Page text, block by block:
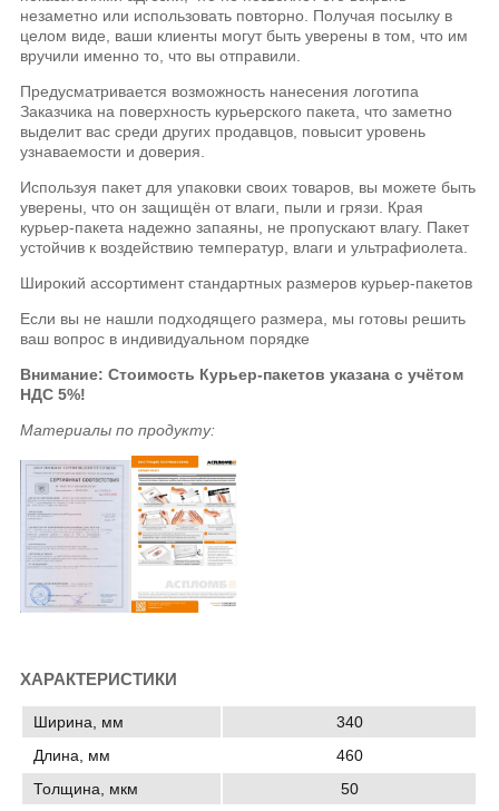
незаметно или использовать повторно. Получая посылку в
целом виде, ваши клиенты могут быть уверены в том, что им
вручили именно то, что вы отправили.
Предусматривается возможность нанесения логотипа
Заказчика на поверхность курьерского пакета, что заметно
выделит вас среди других продавцов, повысит уровень
узнаваемости и доверия.
Используя пакет для упаковки своих товаров, вы можете быть
уверены, что он защищён от влаги, пыли и грязи. Края
курьер-пакета надежно запаяны, не пропускают влагу. Пакет
устойчив к воздействию температур, влаги и ультрафиолета.
Широкий ассортимент стандартных размеров курьер-пакетов
Если вы не нашли подходящего размера, мы готовы решить
ваш вопрос в индивидуальном порядке
Внимание: Стоимость Курьер-пакетов указанас учётом
НДС 5%!
Материалы по продукту:
ХАРАКТЕРИСТИКИ
Ширина, мм
340
Длина, мм
460
Толщина, мкм
50